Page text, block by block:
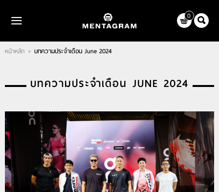
ไทย
WISHLIST( 0 )
หน้าหลัก
ตัวแทนจำหน่าย
เกี่ยวกับเรา
ติดต่อเรา
บทความ
0
หน้าหลัก > บทความประจำเดือน June 2024
บทความประจำเดือน JUNE 2024